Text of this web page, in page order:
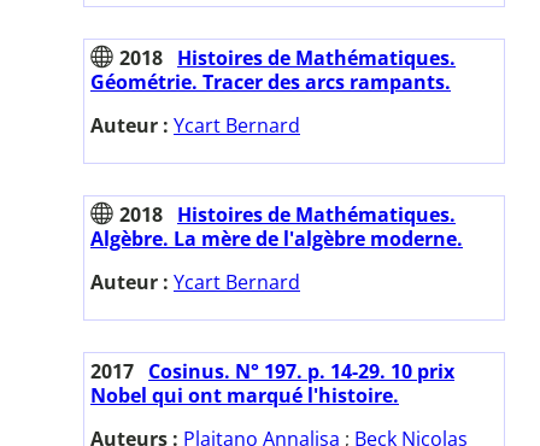
2018 Histoires de Mathématiques.
Géométrie. Tracer des arcs rampants.
Auteur : Ycart Bernard
2018 Histoires de Mathématiques.
Algèbre. La mère de l'algèbre moderne.
Auteur : Ycart Bernard
2017 Cosinus. N° 197. p. 14-29. 10 prix
Nobel qui ont marqué l'histoire.
Auteurs : Plaitano Annalisa ; Beck Nicolas